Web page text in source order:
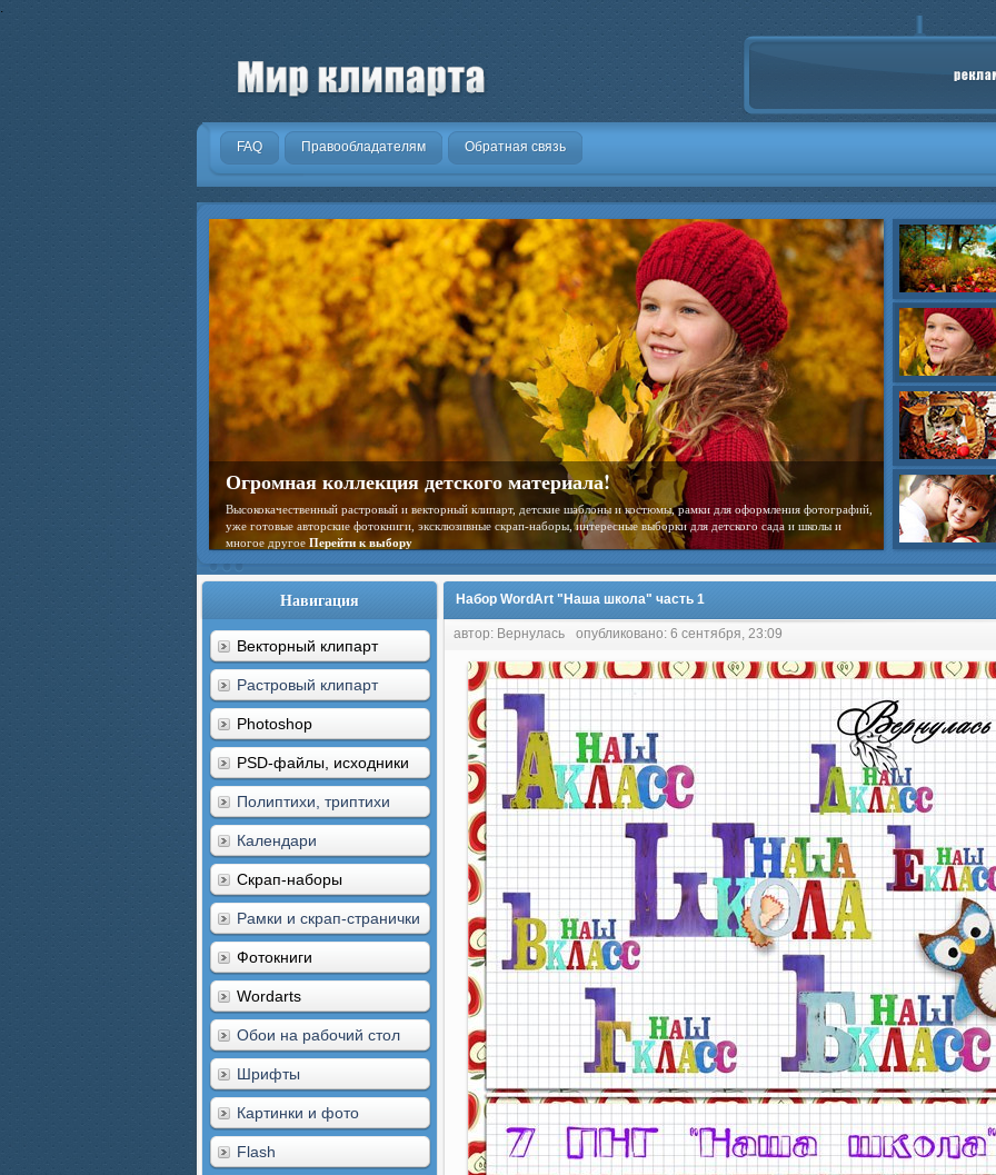
.
FAQ Правообладателям Обратная связь
Огромная коллекция детского материала!
Высококачественный растровый и векторный клипарт, детские шаблоны и костюмы, рамки для оформления фотографий,
уже готовые авторские фотокниги, эксклюзивные скрап-наборы, интересные выборки для детского сада и школы и
многое другое Перейти к выбору
Навигация
Векторный клипарт
Растровый клипарт
Photoshop
PSD-файлы, исходники
Полиптихи, триптихи
Календари
Скрап-наборы
Рамки и скрап-странички
Фотокниги
Wordarts
Обои на рабочий стол
Шрифты
Картинки и фото
Flash
Набор WordArt "Наша школа" часть 1
автор: Вернулась опубликовано: 6 сентября, 23:09